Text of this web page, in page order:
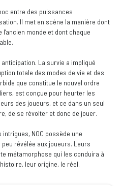
entre des puissances
Il met en scène la manière dont
monde et dont chaque
La survie a impliqué
totale des modes de vie et des
que constitue le nouvel ordre
est conçue pour heurter les
des joueurs, et ce dans un seul
de se révolter et donc de jouer.
NOC possède une
révélée aux joueurs. Leurs
métamorphose qui les conduira à
leur origine, le réel.